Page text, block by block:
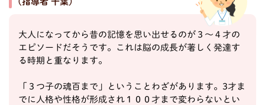
大人になってから昔の記憶を思い出せるのが３～４才の
エピソードだそうです。これは脳の成長が著しく発達す
る時期と重なります。
「３つ子の魂百まで」ということわざがあります。3才ま
でに人格や性格が形成され１００才まで変わらないとい